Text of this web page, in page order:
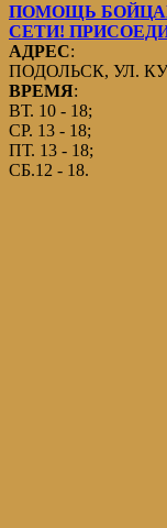
ПОМОЩЬ
СЕТИ!
АДРЕС:
ПОДОЛЬСК, УЛ.
ВРЕМЯ:
ВТ. 10 - 18;
СР. 13 - 18;
ПТ. 13 - 18;
СБ.12 - 18.